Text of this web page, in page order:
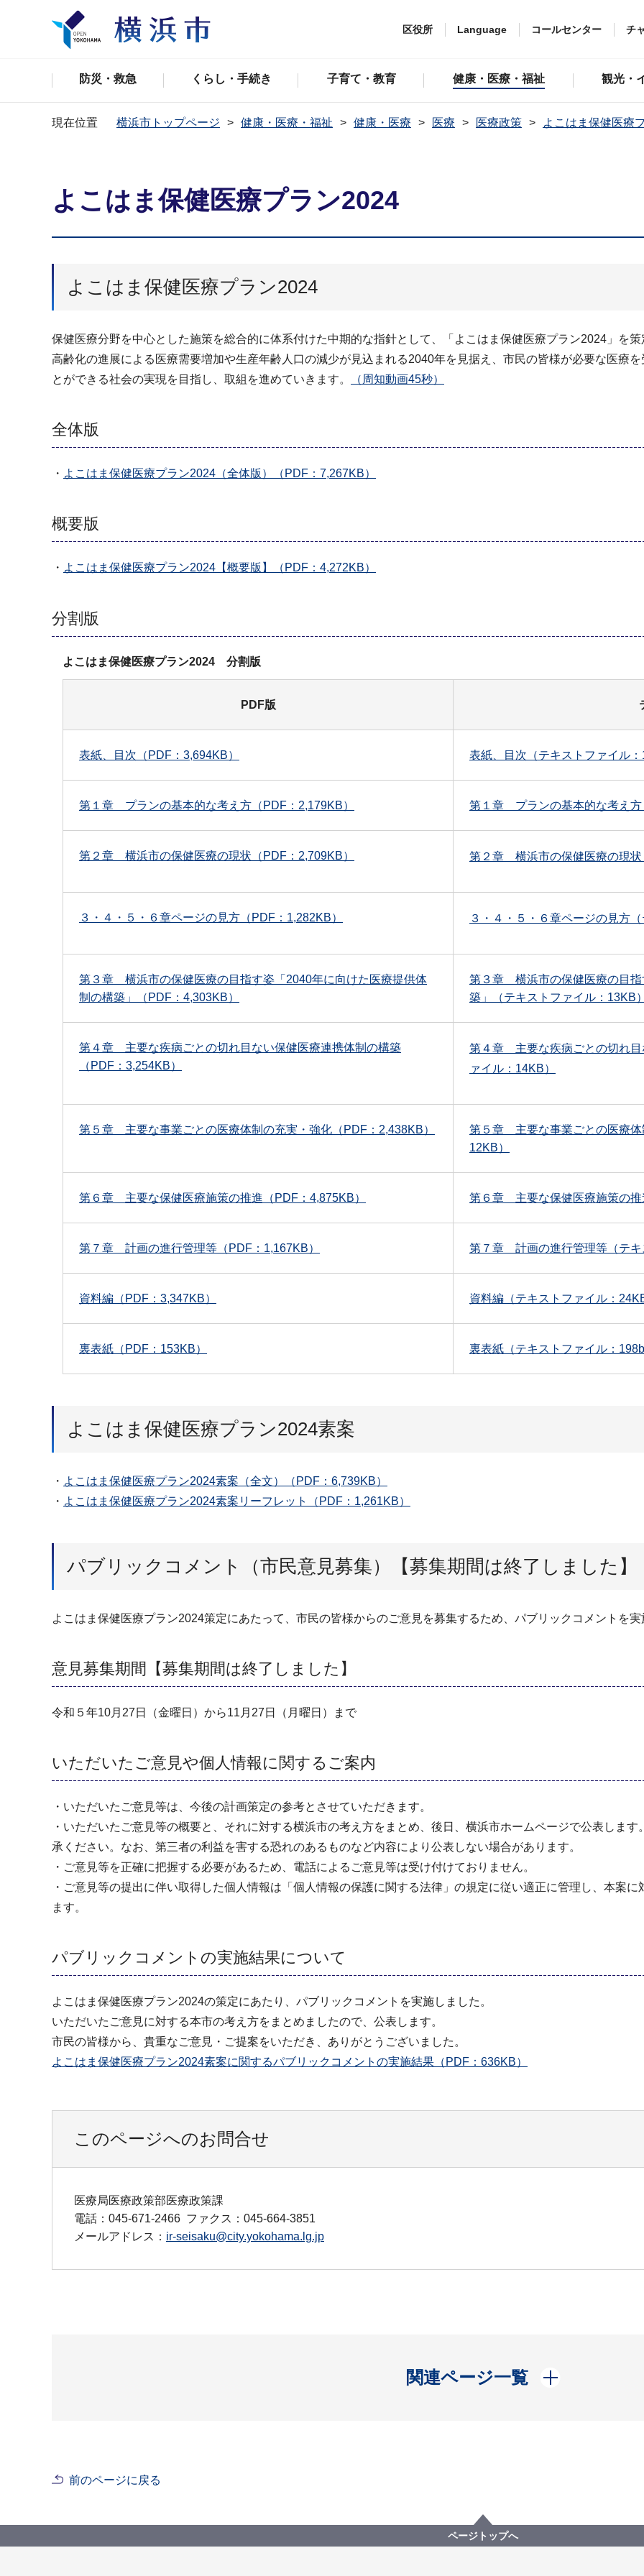
区役所 Language コールセンター チ
防災・救急 くらし・手続き 子育て・教育 健康・医療・福祉 観光・
現在位置 横浜市トップページ 健康・医療・福祉 健康・医療 医療 医療政策 よこはま保健医療
よこはま保健医療プラン2024
よこはま保健医療プラン2024
保健医療分野を中心とした施策を総合的に体系付けた中期的な指針として、「よこはま保健医療プラン2024」を策
高齢化の進展による医療需要増加や生産年齢人口の減少が見込まれる2040年を見据え、市民の皆様が必要な医療
とができる社会の実現を目指し、取組を進めていきます。
（周知動画45秒）
全体版
・ よこはま保健医療プラン2024（全体版）（PDF：7,267KB）
概要版
・ よこはま保健医療プラン2024【概要版】（PDF：4,272KB）
分割版
よこはま保健医療プラン2024 分割版
PDF版
表紙、目次（PDF：3,694KB） 表紙、目次（テキストファイル：
第１章 プランの基本的な考え方（PDF：2,179KB） 第１章 プランの基本的な考え方
第２章 横浜市の保健医療の現状（PDF：2,709KB） 第２章 横浜市の保健医療の現状
３・４・５・６章ページの見方（PDF：1,282KB） ３・４・５・６章ページの見方
第３章 横浜市の保健医療の目指す姿「2040年に向けた医療提供体
制の構築」（PDF：4,303KB）
第３章 横浜市の保健医療の目指
築」（テキストファイル：13KB）
第４章 主要な疾病ごとの切れ目ない保健医療連携体制の構築
（PDF：3,254KB）
第４章 主要な疾病ごとの切れ目
ァイル：14KB）
第５章 主要な事業ごとの医療体制の充実・強化（PDF：2,438KB）
第５章 主要な事業ごとの医療体
12KB）
第６章 主要な保健医療施策の推進（PDF：4,875KB） 第６章 主要な保健医療施策の推
第７章 計画の進行管理等（PDF：1,167KB） 第７章 計画の進行管理等（テキ
資料編（PDF：3,347KB） 資料編（テキストファイル：24KB
裏表紙（PDF：153KB） 裏表紙（テキストファイル：
よこはま保健医療プラン2024素案
・ よこはま保健医療プラン2024素案（全文）（PDF：6,739KB）
・ よこはま保健医療プラン2024素案リーフレット（PDF：1,261KB）
パブリックコメント（市民意見募集）【募集期間は終了しました】
よこはま保健医療プラン2024策定にあたって、市民の皆様からのご意見を募集するため、パブリックコメントを実
意見募集期間【募集期間は終了しました】
令和５年10月27日（金曜日）から11月27日（月曜日）まで
いただいたご意見や個人情報に関するご案内
・いただいたご意見等は、今後の計画策定の参考とさせていただきます。
・いただいたご意見等の概要と、それに対する横浜市の考え方をまとめ、後日、横浜市ホームページで公表しま
承ください。なお、第三者の利益を害する恐れのあるものなど内容により公表しない場合があります。
・ご意見等を正確に把握する必要があるため、電話によるご意見等は受け付けておりません。
・ご意見等の提出に伴い取得した個人情報は「個人情報の保護に関する法律」の規定に従い適正に管理し、本案
ます。
パブリックコメントの実施結果について
よこはま保健医療プラン2024の策定にあたり、パブリックコメントを実施しました。
いただいたご意見に対する本市の考え方をまとめましたので、公表します。
市民の皆様から、貴重なご意見・ご提案をいただき、ありがとうございました。
よこはま保健医療プラン2024素案に関するパブリックコメントの実施結果（PDF：636KB）
このページへのお問合せ
医療局医療政策部医療政策課
電話：045-671-2466 ファクス：045-664-3851
メールアドレス： ir-seisaku@city.yokohama.lg.jp
関連ページ一覧
開く
前のページに戻る
ページトップへ